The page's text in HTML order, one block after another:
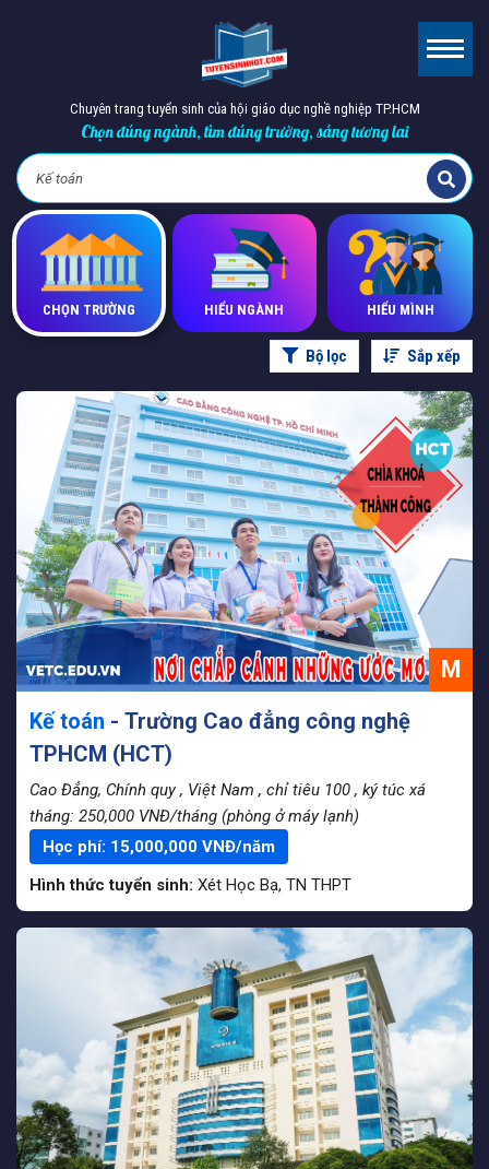
Chuyên trang tuyển sinh của hội giáo dục nghề nghiệp TP.HCM
Chọn đúng ngành, tìm đúng trường, sáng tương lai
HIỂU MÌNH
HIỂU NGÀNH
CHỌN TRƯỜNG
Bộ lọc Sắp xếp
M
Kế toán - Trường Cao đẳng công nghệ
TPHCM (HCT)
Cao Đẳng, Chính quy , Việt Nam , chỉ tiêu 100 , ký túc xá
tháng: 250,000 VNĐ/tháng (phòng ở máy lạnh)
Học phí: 15,000,000 VNĐ/năm
Hình thức tuyển sinh: Xét Học Bạ, TN THPT